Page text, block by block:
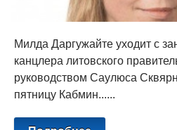
Милда Даргужайте уходит с
канцлера литовского
руководством Саулюса
пятницу Кабмин......